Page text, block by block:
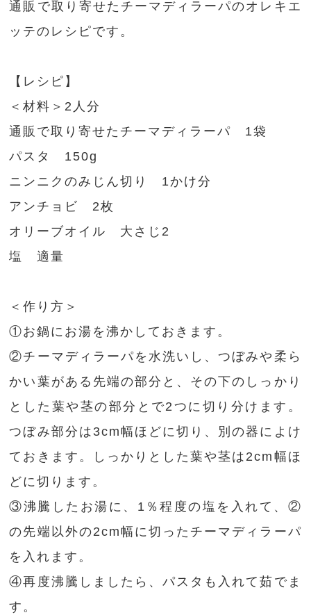
通販で取り寄せたチーマディラーパのオレキエ
ッテのレシピです。
【レシピ】
＜材料＞2人分
通販で取り寄せたチーマディラーパ 1袋
パスタ 150g
ニンニクのみじん切り 1かけ分
アンチョビ 2枚
オリーブオイル 大さじ2
塩 適量
＜作り方＞
①お鍋にお湯を沸かしておきます。
②チーマディラーパを水洗いし、つぼみや柔ら
かい葉がある先端の部分と、その下のしっかり
とした葉や茎の部分とで2つに切り分けます。
つぼみ部分は3cm幅ほどに切り、別の器によけ
ておきます。しっかりとした葉や茎は2cm幅ほ
どに切ります。
③沸騰したお湯に、1％程度の塩を入れて、②
の先端以外の2cm幅に切ったチーマディラーパ
を入れます。
④再度沸騰しましたら、パスタも入れて茹でま
す。